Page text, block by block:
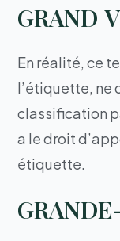
GRAND
En réalité, ce
l’étiquette, ne
classification
a le droit
étiquette.